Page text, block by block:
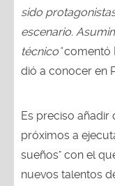
sido
escenario.
técnico"comentó
dió a conocer en
Es preciso añadir
próximos a
sueños" con el
nuevos talentos